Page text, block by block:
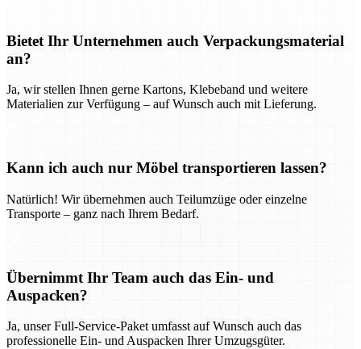
Bietet Ihr Unternehmen auch Verpackungsmaterial
an?
Ja, wir stellen Ihnen gerne Kartons, Klebeband und weitere
Materialien zur Verfügung – auf Wunsch auch mit Lieferung.
Kann ich auch nur Möbel transportieren lassen?
Natürlich! Wir übernehmen auch Teilumzüge oder einzelne
Transporte – ganz nach Ihrem Bedarf.
Übernimmt Ihr Team auch das Ein- und
Auspacken?
Ja, unser Full-Service-Paket umfasst auf Wunsch auch das
professionelle Ein- und Auspacken Ihrer Umzugsgüter.